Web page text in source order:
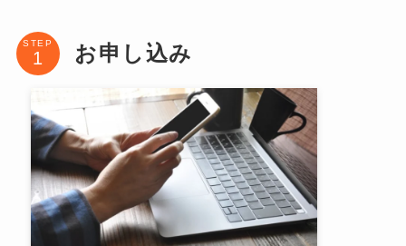
STEP お申し込み